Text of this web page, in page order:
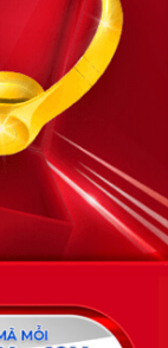
người tìm việc
của mình.
hoạt động dịch vụ
54/2019/SLĐTBXH-
lao động thương
hội cấp ngày 30
12 năm 2019.